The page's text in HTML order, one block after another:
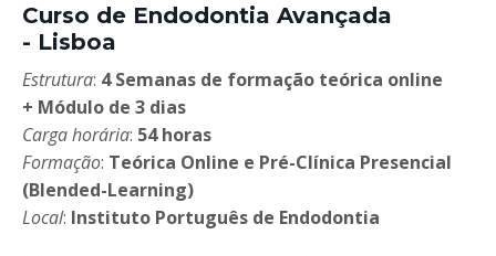
Curso de Endodontia Avançada
- Lisboa
Estrutura: 4 Semanas de formação teórica online
+ Módulo de 3 dias
Carga horária: 54 horas
Formação: Teórica Online e Pré-Clínica Presencial
(Blended-Learning)
Local: Instituto Português de Endodontia